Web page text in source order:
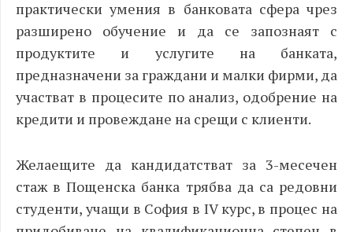
практически умения в банковата сфера чрез
разширено обучение и да се запознаят с
продуктите и услугите на банката,
предназначени за граждани и малки фирми, да
участват в процесите по анализ, одобрение на
кредити и провеждане на срещи с клиенти.
Желаещите да кандидатстват за 3-месечен
стаж в Пощенска банка трябва да са редовни
студенти, учащи в София в IV курс, в процес на